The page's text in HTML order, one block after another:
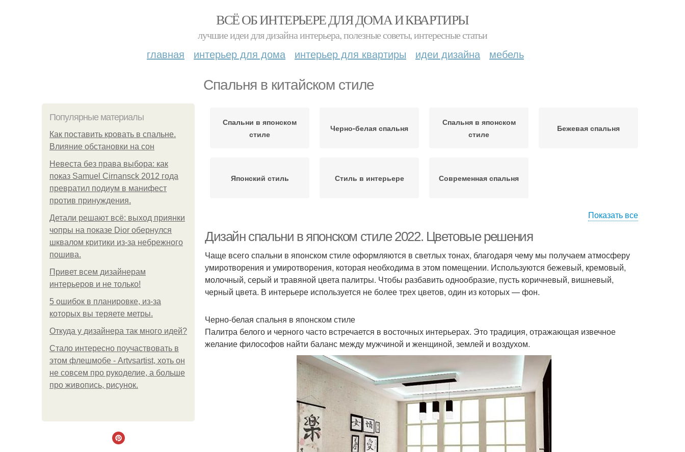
ВСЁ ОБ ИНТЕРЬЕРЕ ДЛЯ ДОМА И КВАРТИРЫ
лучшие идеи для дизайна интерьера, полезные советы, интересные статьи
главная интерьер для дома интерьер для квартиры идеи дизайна мебель
Спальня в китайском стиле
Популярные материалы
Как поставить кровать в спальне.
Влияние обстановки на сон
Невеста без права выбора: как
показ Samuel Cirnansck 2012 года
превратил подиум в манифест
против принуждения.
Детали решают всё: выход приянки
чопры на показе Dior обернулся
шквалом критики из-за небрежного
пошива.
Привет всем дизайнерам
интерьеров и не только!
5 ошибок в планировке, из-за
которых вы теряете метры.
Откуда у дизайнера так много идей?
Стало интересно поучаствовать в
этом флешмобе - Artvsartist, хоть он
не совсем про рукоделие, а больше
про живопись, рисунок.
Спальни в японском
стиле
Черно-белая спальня
Спальня в японском
стиле
Бежевая спальня
Японский стиль Стиль в интерьере Современная спальня
Показать все
Дизайн спальни в японском стиле 2022. Цветовые решения
Чаще всего спальни в японском стиле оформляются в светлых тонах, благодаря чему мы получаем атмосферу
умиротворения и умиротворения, которая необходима в этом помещении. Используются бежевый, кремовый,
молочный, серый и травяной цвета палитры. Чтобы разбавить однообразие, пусть коричневый, вишневый,
черный цвета. В интерьере используется не более трех цветов, один из которых — фон.
Черно-белая спальня в японском стиле
Палитра белого и черного часто встречается в восточных интерьерах. Это традиция, отражающая извечное
желание философов найти баланс между мужчиной и женщиной, землей и воздухом.